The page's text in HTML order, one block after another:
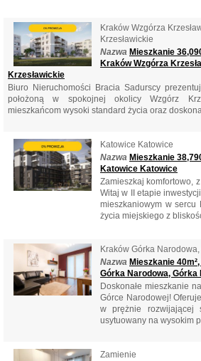
Kraków Wzgórza
Krzesławickie
Nazwa Mieszkanie
Kraków Wzgórza
Krzesławickie
Biuro Nieruchomości Bracia Sadurscy
położoną w spokojnej okolicy Wzgórz
mieszkańcom wysoki standard życia oraz
Katowice Katowice
Nazwa Mieszkanie
Katowice Katowice
Zamieszkaj komfortowo,
Witaj w II etapie
mieszkaniowym w sercu
życia miejskiego z
Kraków Górka
Nazwa Mieszkanie
Górka Narodowa, Górka
Doskonałe mieszkanie
Górce Narodowej!
w prężnie rozwijającej
usytuowany na wysokim
Zamienie